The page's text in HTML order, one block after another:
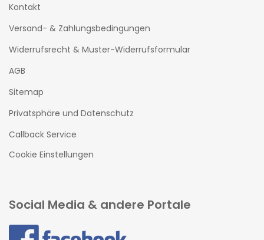
Kontakt
Versand- & Zahlungsbedingungen
Widerrufsrecht & Muster-Widerrufsformular
AGB
Sitemap
Privatsphäre und Datenschutz
Callback Service
Cookie Einstellungen
Social Media & andere Portale